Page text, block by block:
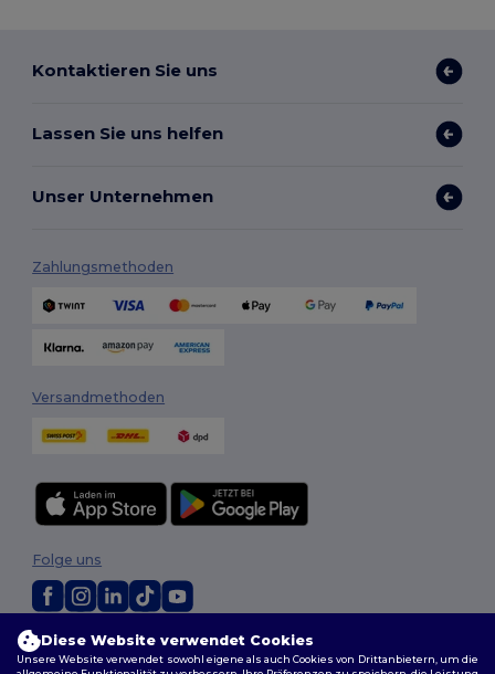
Kontaktieren Sie uns
Lassen Sie uns helfen
Unser Unternehmen
Zahlungsmethoden
Versandmethoden
2026. Alle Rechte vorbehalten
Allgemeine Geschäftsbedingungen |Personalisierungsrichtlinien|
Folge uns
Diese Website verwendet Cookies
Unsere Website verwendet sowohl eigene als auch Cookies von Drittanbietern, um die